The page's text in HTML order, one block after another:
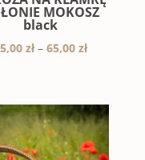
MOKOSZ
black
zł – 65,00 złZakres
55,00 zł
do
65,00 zł